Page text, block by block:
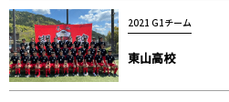
2021 G1チーム
東山高校